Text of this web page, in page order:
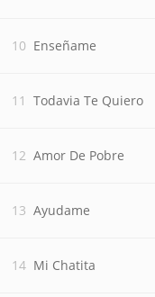
Enseñame
Todavia Te Quiero
Amor De Pobre
Ayudame
Mi Chatita